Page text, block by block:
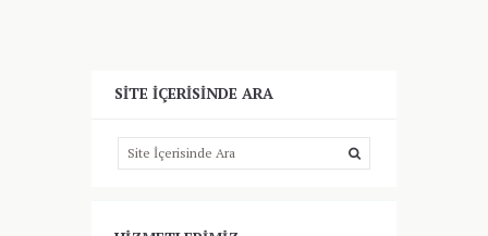
SITE İÇERISINDE ARA